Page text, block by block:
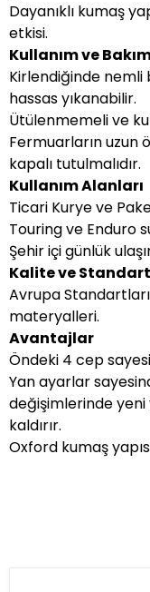
Dayanıklı kumaş
etkisi.
Kullanım ve
Kirlendiğinde nemli
hassas yıkanabilir.
Ütülenmemeli ve
Fermuarların uzun
kapalı tutulmalıdır.
Kullanım Alanları
Ticari Kurye ve
Touring ve Enduro
Şehir içi günlük
Kalite ve
Avrupa
materyalleri.
Avantajlar
Öndeki 4 cep
Yan ayarlar
değişimlerinde yeni
kaldırır.
Oxford kumaş